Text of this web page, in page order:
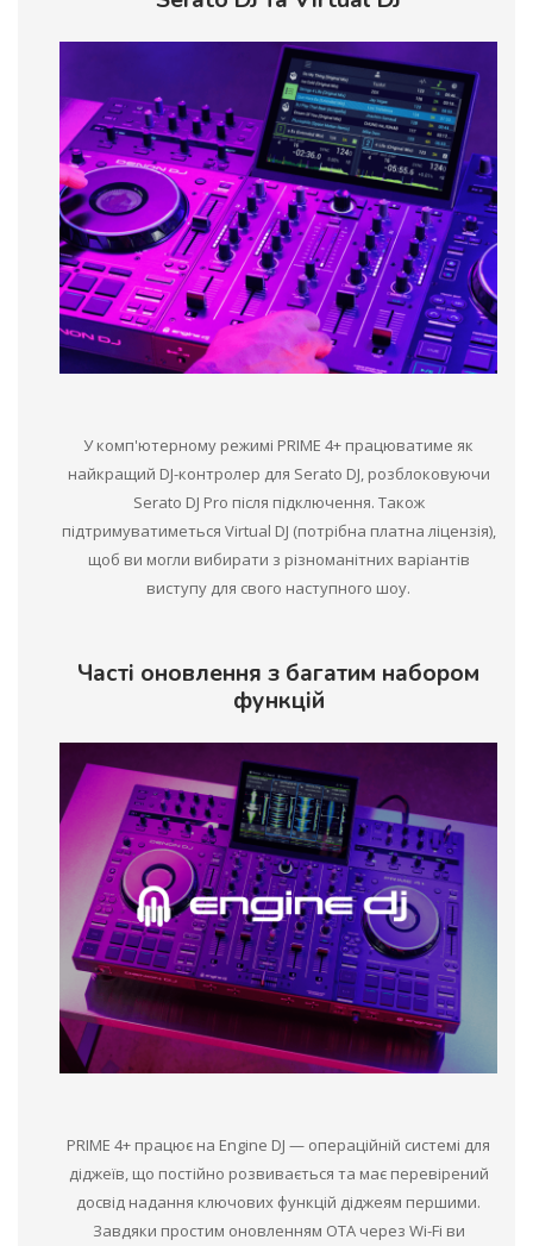
У комп'ютерному режимі PRIME 4+ працюватиме як
найкращий DJ-контролер для Serato DJ, розблоковуючи
Serato DJ Pro після підключення. Також
підтримуватиметься Virtual DJ (потрібна платна ліцензія),
щоб ви могли вибирати з різноманітних варіантів
виступу для свого наступного шоу.
Часті оновлення з багатим набором
функцій
PRIME 4+ працює на Engine DJ — операційній системі для
діджеїв, що постійно розвивається та має перевірений
досвід надання ключових функцій діджеям першими.
Завдяки простим оновленням OTA через Wi-Fi ви